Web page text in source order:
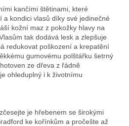
kančími štětinami, které
a kondici vlasů díky své jedinečné
kožní maz z pokožky hlavy na
tak dodává lesk a zlepšuje
redukovat poškození a krepatění
gumovému polštářku šetrný
ze dřeva z řádně
ohleduplný i k životnímu
je hřebenem se širokými
ke kořínkům a pročešte až